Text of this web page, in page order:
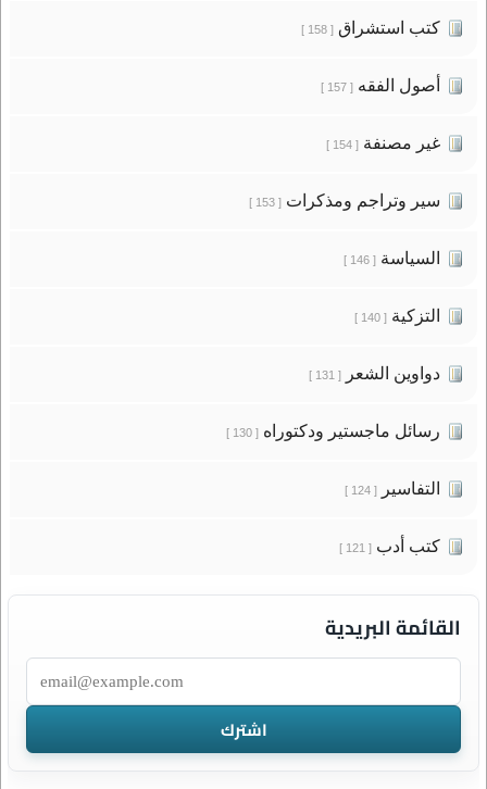
كتب استشراق[ 158 ]
أصول الفقه[ 157 ]
غير مصنفة[ 154 ]
سير وتراجم ومذكرات[ 153 ]
السياسة[ 146 ]
التزكية[ 140 ]
دواوين الشعر[ 131 ]
رسائل ماجستير ودكتوراه[ 130 ]
التفاسير[ 124 ]
كتب أدب[ 121 ]
القائمة البريدية